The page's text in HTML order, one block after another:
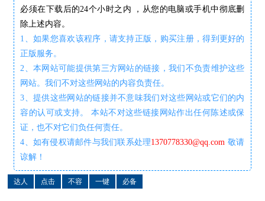
必须在下载后的24个小时之内 ，从您的电脑或手机中彻底删
除上述内容。
1、如果您喜欢该程序，请支持正版，购买注册，得到更好的
正版服务。
2、本网站可能提供第三方网站的链接，我们不负责维护这些
网站。我们不对这些网站的内容负责任。
3、提供这些网站的链接并不意味我们对这些网站或它们的内
容的认可或支持。 本站不对这些链接网站作出任何陈述或保
证，也不对它们负任何责任。
4、如有侵权请邮件与我们联系处理1370778330@qq.com 敬请
谅解！
达人 点击 不容 一键 必备